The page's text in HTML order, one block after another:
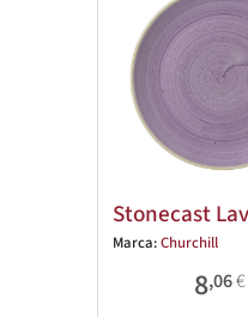
Stonecast
Marca:Churchill
8,06€